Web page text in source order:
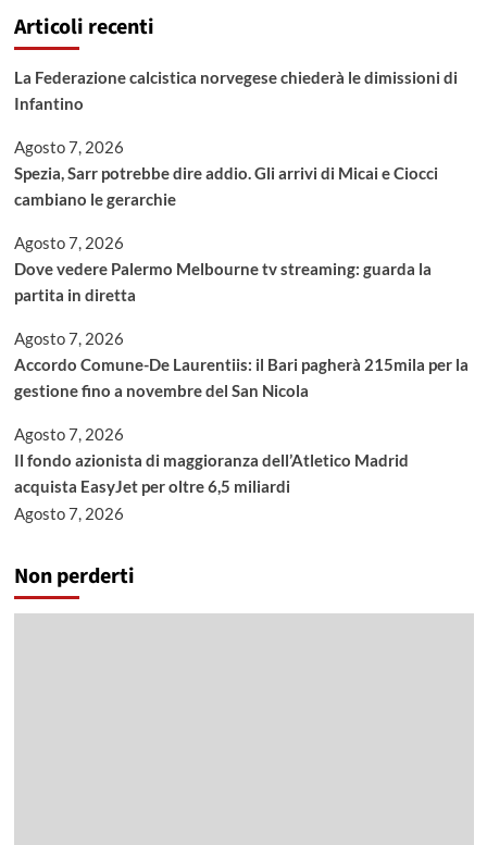
Articoli recenti
La Federazione calcistica norvegese chiederà le dimissioni di
Infantino
Agosto 7, 2026
Spezia, Sarr potrebbe dire addio. Gli arrivi di Micai e Ciocci
cambiano le gerarchie
Agosto 7, 2026
Dove vedere Palermo Melbourne tv streaming: guarda la
partita in diretta
Agosto 7, 2026
Accordo Comune-De Laurentiis: il Bari pagherà 215mila per la
gestione fino a novembre del San Nicola
Agosto 7, 2026
Il fondo azionista di maggioranza dell’Atletico Madrid
acquista EasyJet per oltre 6,5 miliardi
Agosto 7, 2026
Non perderti